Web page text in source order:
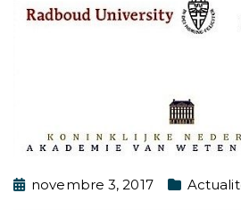
novembre 3, 2017